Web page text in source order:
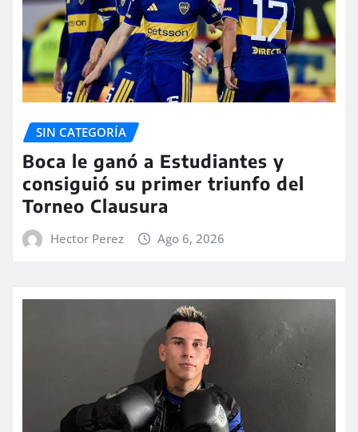
SIN CATEGORÍA
Boca le ganó a Estudiantes y
consiguió su primer triunfo del
Torneo Clausura
Hector Perez Ago 6, 2026